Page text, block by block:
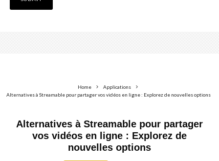
Home
Applications
Alternatives à Streamable pour partager vos vidéos en ligne : Explorez de nouvelles options
Alternatives à Streamable pour partager
vos vidéos en ligne : Explorez de
nouvelles options